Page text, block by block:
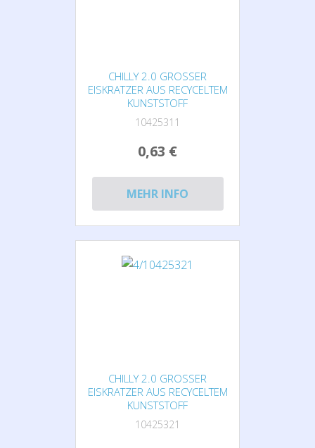
CHILLY 2.0 GROSSER E
ISKRATZER AUS RECYCELTEM K
UNSTSTOFF
10425311
0,63 €
MEHR INFO
CHILLY 2.0 GROSSER E
ISKRATZER AUS RECYCELTEM K
UNSTSTOFF
10425321